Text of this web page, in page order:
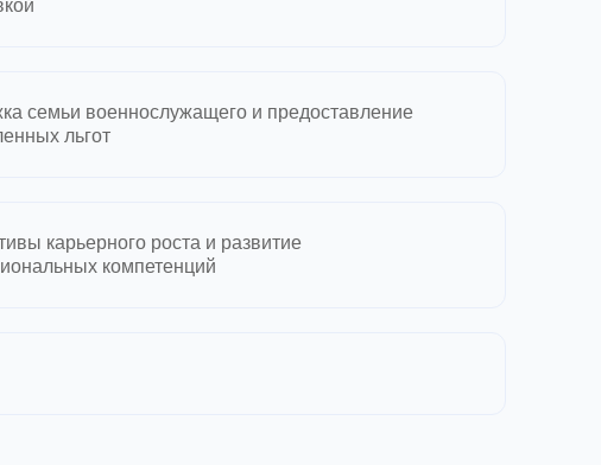
семьи военнослужащего и предоставление
льгот
карьерного роста и развитие
компетенций